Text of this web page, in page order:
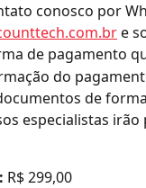
conosco por
e
de pagamento
do
de
especialistas
R$ 299,00